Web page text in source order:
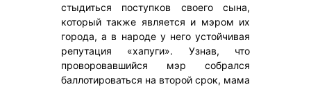
стыдиться поступков своего сына,
который также является и мэром их
города, а в народе у него устойчивая
репутация «хапуги». Узнав, что
проворовавшийся мэр собрался
баллотироваться на второй срок, мама